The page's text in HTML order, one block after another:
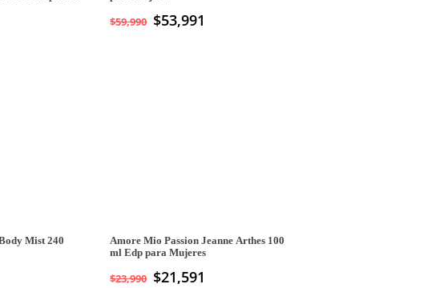
$59,990 $53,991
Mist 240
Amore Mio Passion Jeanne Arthes 100
ml Edp para Mujeres
$23,990 $21,591